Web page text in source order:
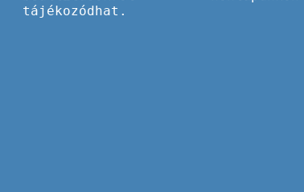
Az 1996-ban létrehozott
felügyelete alatt működő, több
amely az általa kezelt pályázati
tájékozódhat.